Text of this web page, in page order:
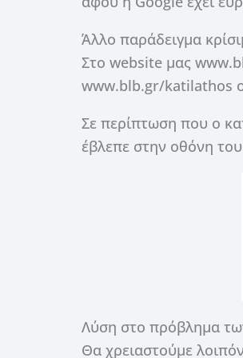
Άλλο παράδειγμα
Στο website μας
www.blb.gr/katilathos ο
Σε περίπτωση που ο
έβλεπε στην οθόνη
Λύση στο πρόβλημα
Θα χρειαστούμε